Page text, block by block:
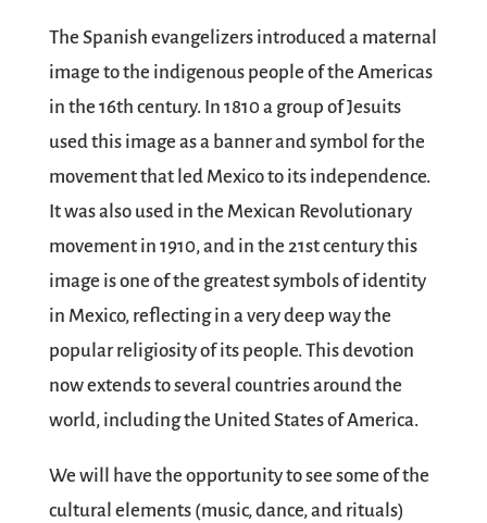
The Spanish evangelizers introduced a maternal
image to the indigenous people of the Americas
in the 16th century. In 1810 a group of Jesuits
used this image as a banner and symbol for the
movement that led Mexico to its independence.
It was also used in the Mexican Revolutionary
movement in 1910, and in the 21st century this
image is one of the greatest symbols of identity
in Mexico, reflecting in a very deep way the
popular religiosity of its people. This devotion
now extends to several countries around the
world, including the United States of America.
We will have the opportunity to see some of the
cultural elements (music, dance, and rituals)